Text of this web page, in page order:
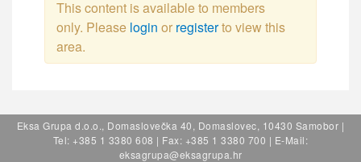
This content is available to members
only. Please login or registerto view this
area.
Eksa Grupa d.o.o., Domaslovečka 40, Domaslovec, 10430 Samobor |
Tel: +385 1 3380 608 | Fax: +385 1 3380 700 | E-Mail:
eksagrupa@eksagrupa.hr